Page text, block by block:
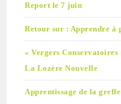
Report le 7 juin
Retour sur : Apprendre à
« Vergers
La Lozère Nouvelle
Apprentissage de la